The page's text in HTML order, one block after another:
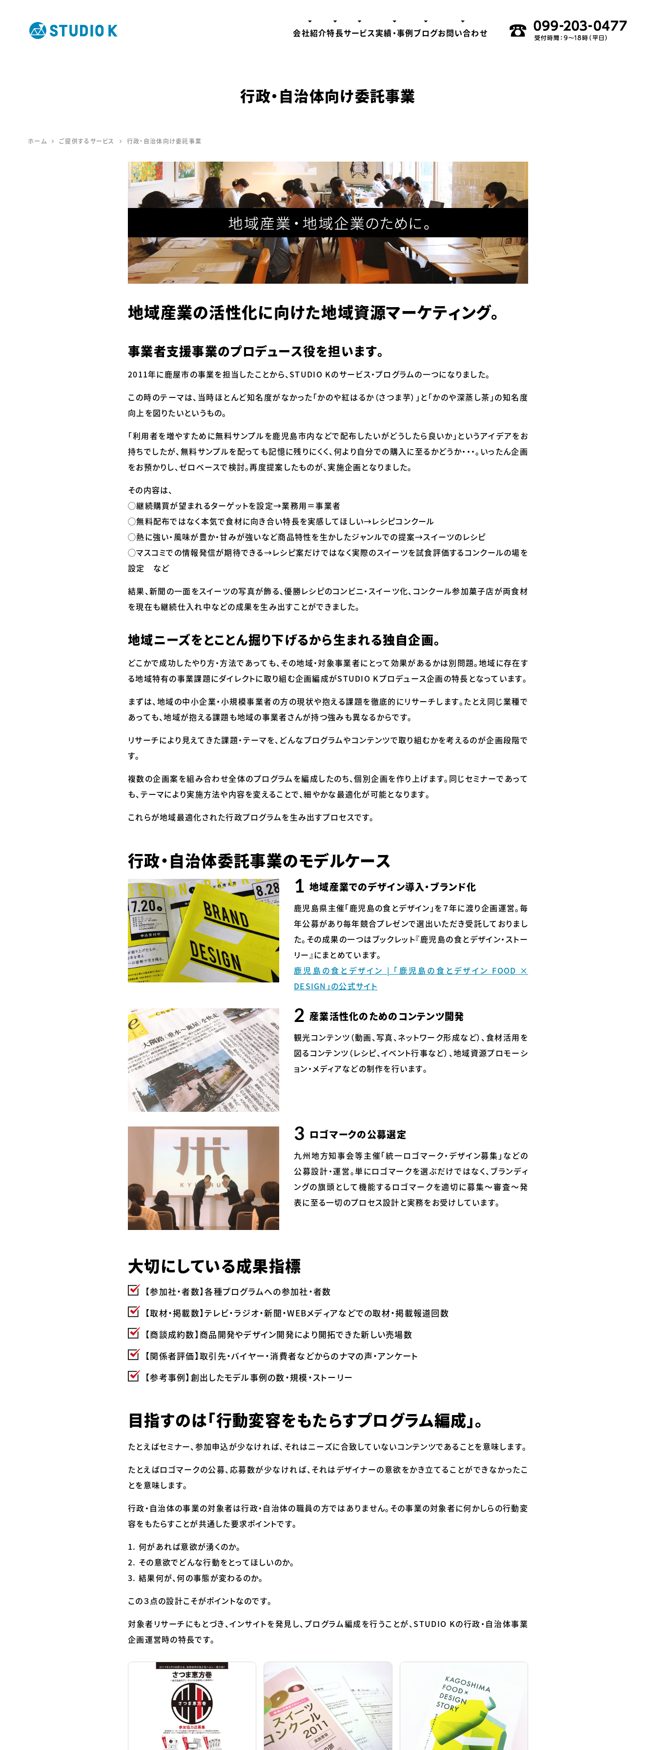
会社紹介特長サービス実績・事例ブログお問い合わせ
行政・自治体向け委託事業
ホーム ご提供するサービス 行政・自治体向け委託事業
地域産業の活性化に向けた地域資源マーケティング。
事業者支援事業のプロデュース役を担います。
2011年に鹿屋市の事業を担当したことから、STUDIO Kのサービス・プログラムの一つになりました。
この時のテーマは、当時ほとんど知名度がなかった「かのや紅はるか（さつま芋）」と「かのや深蒸し茶」の知名度
向上を図りたいというもの。
「利用者を増やすために無料サンプルを鹿児島市内などで配布したいがどうしたら良いか」というアイデアをお
持ちでしたが、無料サンプルを配っても記憶に残りにくく、何より自分での購入に至るかどうか・・・。いったん企画
をお預かりし、ゼロベースで検討。再度提案したものが、実施企画となりました。
その内容は、
◯継続購買が望まれるターゲットを設定→業務用＝事業者
◯無料配布ではなく本気で食材に向き合い特長を実感してほしい→レシピコンクール
◯熱に強い・風味が豊か・甘みが強いなど商品特性を生かしたジャンルでの提案→スイーツのレシピ
◯マスコミでの情報発信が期待できる→レシピ案だけではなく実際のスイーツを試食評価するコンクールの場を
設定 など
結果、新聞の一面をスイーツの写真が飾る、優勝レシピのコンビニ・スイーツ化、コンクール参加菓子店が両食材
を現在も継続仕入れ中などの成果を生み出すことができました。
地域ニーズをとことん掘り下げるから生まれる独自企画。
どこかで成功したやり方・方法であっても、その地域・対象事業者にとって効果があるかは別問題。地域に存在す
る地域特有の事業課題にダイレクトに取り組む企画編成がSTUDIO Kプロデュース企画の特長となっています。
まずは、地域の中小企業・小規模事業者の方の現状や抱える課題を徹底的にリサーチします。たとえ同じ業種で
あっても、地域が抱える課題も地域の事業者さんが持つ強みも異なるからです。
リサーチにより見えてきた課題・テーマを、どんなプログラムやコンテンツで取り組むかを考えるのが企画段階で
す。
複数の企画案を組み合わせ全体のプログラムを編成したのち、個別企画を作り上げます。同じセミナーであって
も、テーマにより実施方法や内容を変えることで、細やかな最適化が可能となります。
これらが地域最適化された行政プログラムを生み出すプロセスです。
行政・自治体委託事業のモデルケース
地域産業でのデザイン導入・ブランド化
鹿児島県主催「鹿児島の食とデザイン」を７年に渡り企画運営。毎
年公募があり毎年競合プレゼンで選出いただき受託しておりまし
た。その成果の一つはブックレット『鹿児島の食とデザイン・ストー
リー』にまとめています。
鹿児島の食とデザイン | 「鹿児島の食とデザイン FOOD ×
DESIGN」の公式サイト
産業活性化のためのコンテンツ開発
観光コンテンツ（動画、写真、ネットワーク形成など）、食材活用を
図るコンテンツ（レシピ、イベント行事など）、地域資源プロモーシ
ョン・メディアなどの制作を行います。
ロゴマークの公募選定
九州地方知事会等主催「統一ロゴマーク・デザイン募集」などの
公募設計・運営。単にロゴマークを選ぶだけではなく、ブランディ
ングの旗頭として機能するロゴマークを適切に募集～審査～発
表に至る一切のプロセス設計と実務をお受けしています。
大切にしている成果指標
【参加社・者数】各種プログラムへの参加社・者数
【取材・掲載数】テレビ・ラジオ・新聞・WEBメディアなどでの取材・掲載報道回数
【商談成約数】商品開発やデザイン開発により開拓できた新しい売場数
【関係者評価】取引先・バイヤー・消費者などからのナマの声・アンケート
【参考事例】創出したモデル事例の数・規模・ストーリー
目指すのは「行動変容をもたらすプログラム編成」。
たとえばセミナー、参加申込が少なければ、それはニーズに合致していないコンテンツであることを意味します。
たとえばロゴマークの公募、応募数が少なければ、それはデザイナーの意欲をかき立てることができなかったこ
とを意味します。
行政・自治体の事業の対象者は行政・自治体の職員の方ではありません。その事業の対象者に何かしらの行動変
容をもたらすことが共通した要求ポイントです。
何があれば意欲が湧くのか。
その意欲でどんな行動をとってほしいのか。
結果何が、何の事態が変わるのか。
この３点の設計こそがポイントなのです。
対象者リサーチにもとづき、インサイトを発見し、プログラム編成を行うことが、STUDIO Kの行政・自治体事業
企画運営時の特長です。